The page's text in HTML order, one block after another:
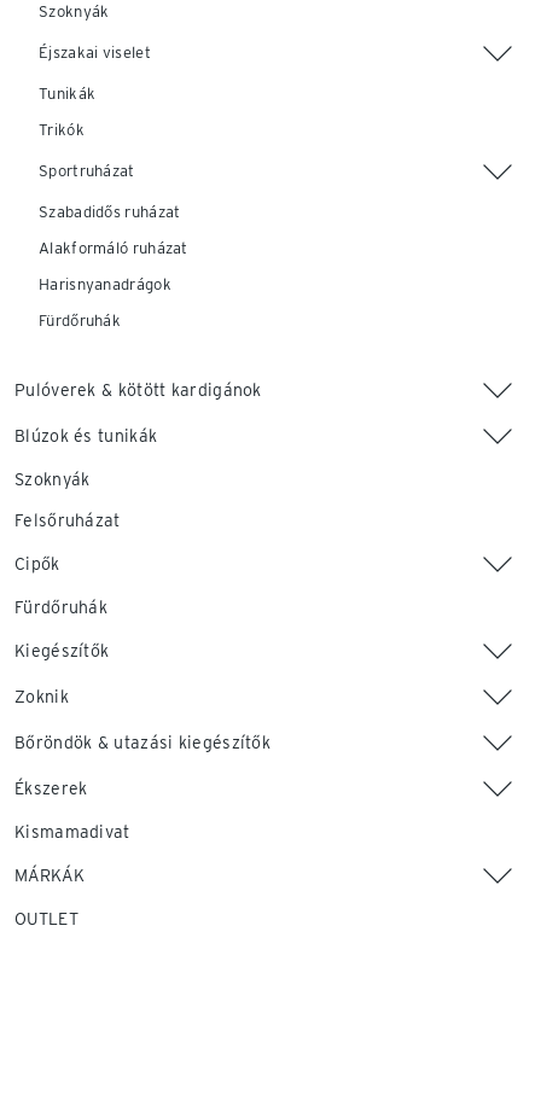
Szoknyák
Éjszakai viselet
Tunikák
Trikók
Sportruházat
Szabadidős ruházat
Alakformáló ruházat
Harisnyanadrágok
Fürdőruhák
Pulóverek & kötött kardigánok
Blúzok és tunikák
Szoknyák
Felsőruházat
Cipők
Fürdőruhák
Kiegészítők
Zoknik
Bőröndök & utazási kiegészítők
Ékszerek
Kismamadivat
MÁRKÁK
OUTLET